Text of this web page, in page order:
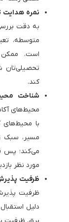
نمره
به دقت
متوسطه،
است. ممکن
تحصیلی‌تان
کند.
شناخت
محیط‌های
با محیط‌های
مسیر، سبک
می‌کند؛ پس
مورد نظر
ظرفیت
ظرفیت
دلیل